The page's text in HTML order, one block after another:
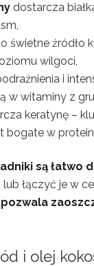
dostarcza
świetne źródło
wilgoci,
i
w witaminy z
keratynę –
bogate w
są łatwo
łączyć je w
i olej